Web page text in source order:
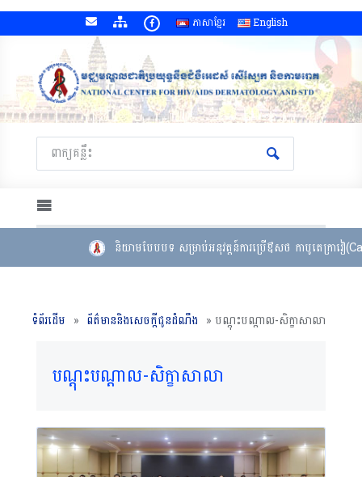
ភាសាខ្មែរ English
និយាមបែបបទ សម្រាប់អនុវត្តន៍ការប្រើឳសថ កាបូតេក្រាវៀ
ទំព័រដើម » ព័ត៌មាននិងសេចក្តីជូនដំណឹង » បណ្តុះបណ្តាល-សិក្ខាសាលា
បណ្តុះបណ្តាល-សិក្ខាសាលា